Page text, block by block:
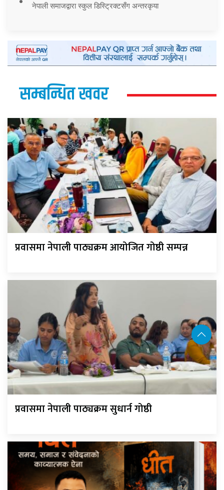
नेपाली समाजद्वारा स्कुल डिस्ट्रिक्टसँग अन्तरकृया
सम्बन्धित खवर
प्रवासमा नेपाली पाठ्यक्रम आयोजित गोष्ठी सम्पन्न
प्रवासमा नेपाली पाठ्यक्रम सुधार्न गोष्ठी